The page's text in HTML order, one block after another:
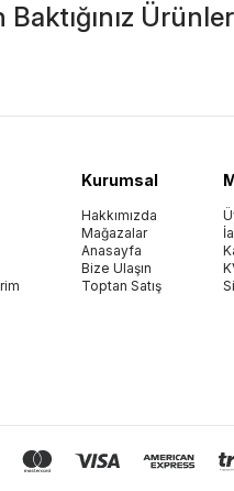
Baktığınız Ürünler
Kurumsal
Hakkımızda
Mağazalar
Anasayfa
Bize Ulaşın
Toptan Satış